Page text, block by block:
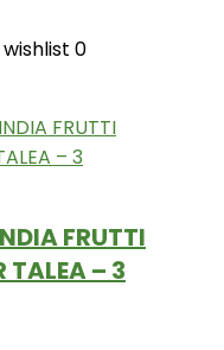
0
FRUTTI
TALEA – 3